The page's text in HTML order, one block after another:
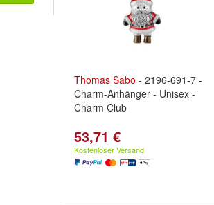
Thomas Sabo - 2196-691-7 -
Charm-Anhänger - Unisex -
Charm Club
53,71 €
Kostenloser Versand